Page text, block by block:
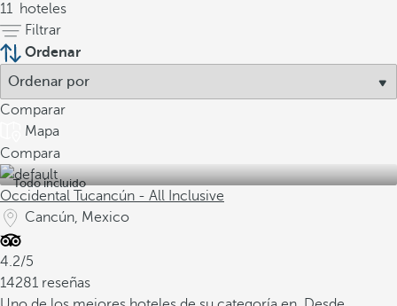
11 hoteles
Filtrar
Ordenar
Comparar
Mapa
Compara
Todo incluido
Occidental Tucancún - All Inclusive
Cancún, Mexico
4.2/5
14281 reseñas